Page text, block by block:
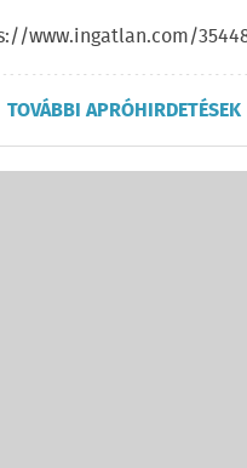
www.ingatlan.com/
TOVÁBBI APRÓHIRDETÉSEK